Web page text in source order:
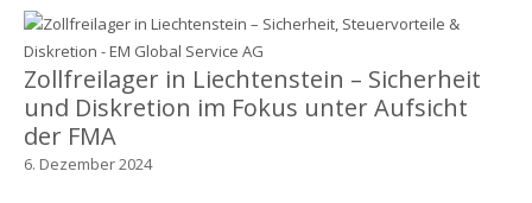
Zollfreilager in Liechtenstein – Sicherheit
und Diskretion im Fokus unter Aufsicht
der FMA
6. Dezember 2024